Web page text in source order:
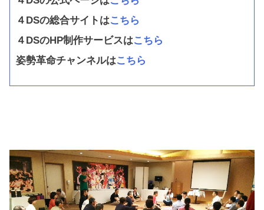
４DSの総合サイトはこちら
４DSのHP制作サービスはこちら
姿勢革命チャンネルはこちら